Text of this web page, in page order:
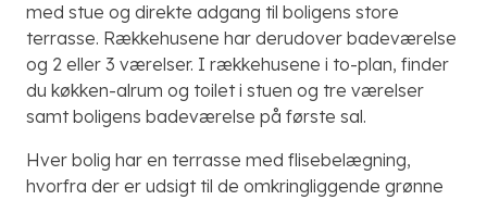
med stue og direkte adgang til boligens store
terrasse. Rækkehusene har derudover badeværelse
og 2 eller 3 værelser. I rækkehusene i to-plan, finder
du køkken-alrum og toilet i stuen og tre værelser
samt boligens badeværelse på første sal.
Hver bolig har en terrasse med flisebelægning,
hvorfra der er udsigt til de omkringliggende grønne